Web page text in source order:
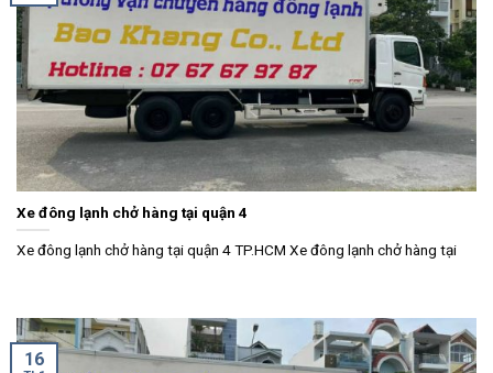
Xe đông lạnh chở hàng tại quận 4
Xe đông lạnh chở hàng tại quận 4 TP.HCM Xe đông lạnh chở hàng tại
16